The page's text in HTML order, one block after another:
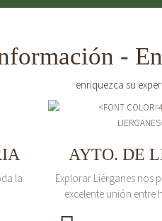
-
enriquezca su
la
AYTO. DE
Explorar Liérganes nos
excelente unión entre